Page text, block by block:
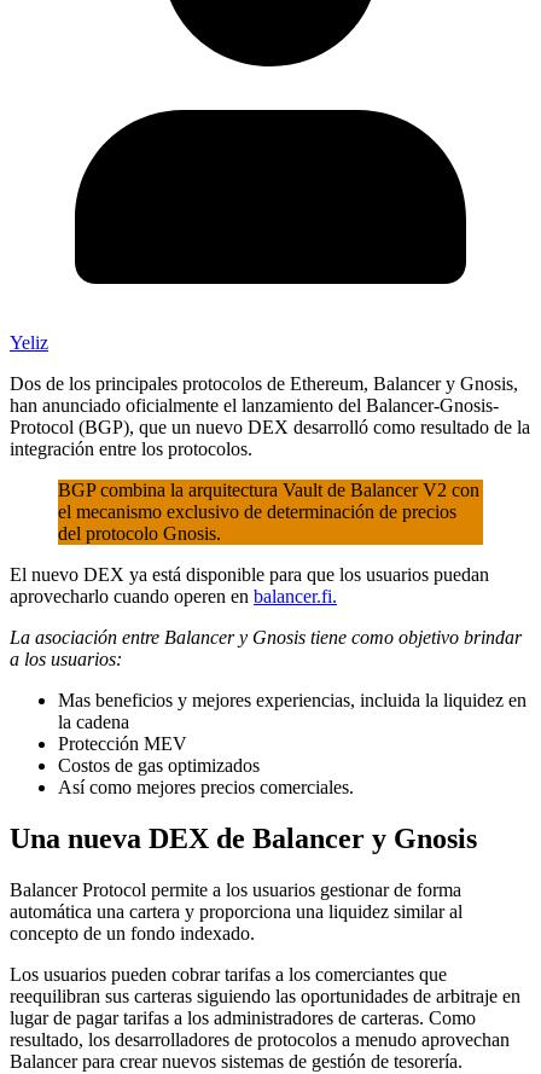
Yeliz
Dos de los principales protocolos de Ethereum, Balancer y Gnosis,
han anunciado oficialmente el lanzamiento del Balancer-Gnosis-
Protocol (BGP), que un nuevo DEX desarrolló como resultado de la
integración entre los protocolos.
BGP combina la arquitectura Vault de Balancer V2 con
el mecanismo exclusivo de determinación de precios
del protocolo Gnosis.
El nuevo DEX ya está disponible para que los usuarios puedan
aprovecharlo cuando operen en balancer.fi.
La asociación entre Balancer y Gnosis tiene como objetivo brindar
a los usuarios:
Mas beneficios y mejores experiencias, incluida la liquidez en
la cadena
Protección MEV
Costos de gas optimizados
Así como mejores precios comerciales.
Una nueva DEX de Balancer y Gnosis
Balancer Protocol permite a los usuarios gestionar de forma
automática una cartera y proporciona una liquidez similar al
concepto de un fondo indexado.
Los usuarios pueden cobrar tarifas a los comerciantes que
reequilibran sus carteras siguiendo las oportunidades de arbitraje en
lugar de pagar tarifas a los administradores de carteras. Como
resultado, los desarrolladores de protocolos a menudo aprovechan
Balancer para crear nuevos sistemas de gestión de tesorería.